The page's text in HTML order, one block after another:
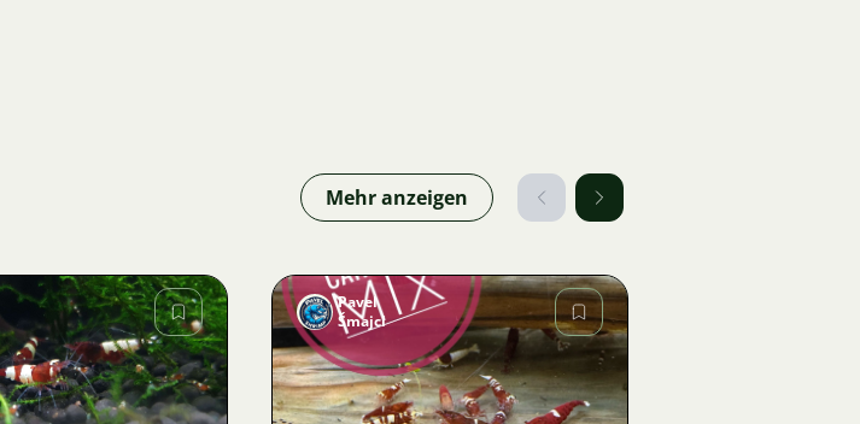
Mehr anzeigen
Bild Bild
Pavel
Šmajcl